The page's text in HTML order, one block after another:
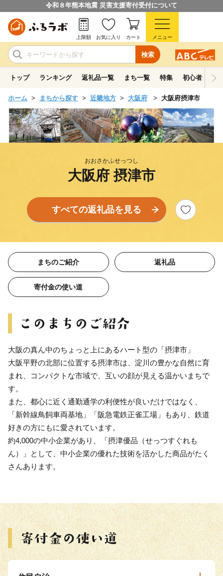
令和８年熊本地震 災害支援寄付受付について
検索
上限額 お気に入り カート メニュー
トップ ランキング 返礼品一覧 まち一覧 特集 初心者ガイド
ホーム まちから探す 近畿地方 大阪府 大阪府摂津市
おおさかふせっつし
大阪府 摂津市
すべての返礼品を見る
まちのご紹介 返礼品
寄付金の使い道
大阪の真ん中のちょっと上にあるハート型の「摂津市」
大阪平野の北部に位置する摂津市は、淀川の豊かな自然に育
まれ、コンパクトな市域で、互いの顔が見える温かいまちで
す。
また、都心に近く通勤通学の利便性が良いだけではなく、
「新幹線鳥飼車両基地」「阪急電鉄正雀工場」もあり、鉄道
好きの方にもに愛されています。
約4,000の中小企業があり、「摂津優品（せっつすぐれも
ん）」として、中小企業の優れた技術を活かした商品がたく
さんあります。